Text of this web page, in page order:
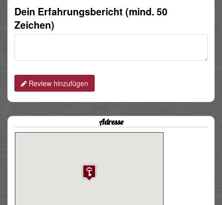
Dein Erfahrungsbericht (mind. 50
Zeichen)
Review hinzufügen
Adresse